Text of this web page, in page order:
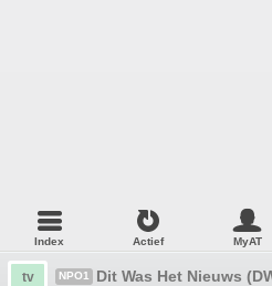
Index Actief MyAT
tv NPO1 Dit Was Het Nieuws